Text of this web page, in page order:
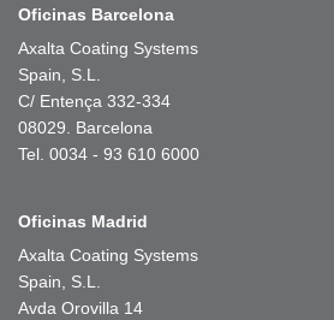
Oficinas Barcelona
Axalta Coating Systems
Spain, S.L.
C/ Entença 332-334
08029. Barcelona
Tel. 0034 - 93 610 6000
Oficinas Madrid
Axalta Coating Systems
Spain, S.L.
Avda Orovilla 14